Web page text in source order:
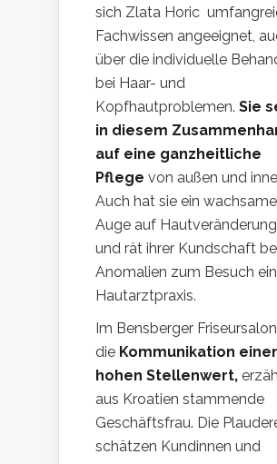
sich Zlata Horic
Fachwissen angeeignet,
über die individuelle
bei Haar- und
Kopfhautproblemen. Sie
in diesem
auf eine ganzheitliche
Pflege von außen und
Auch hat sie ein
Auge auf
und rät ihrer Kundschaft
Anomalien zum Besuch
Hautarztpraxis.
Im Bensberger
die Kommunikation
hohen Stellenwert,
aus Kroatien stammende
Geschäftsfrau. Die
schätzen Kundinnen und